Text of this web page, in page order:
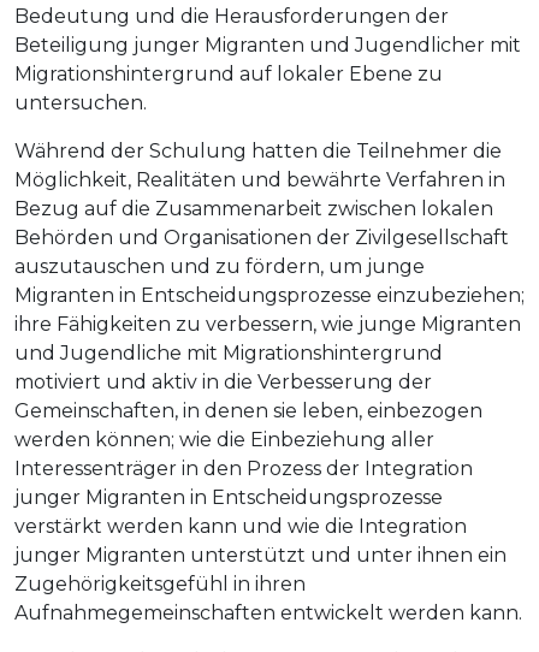
Bedeutung und die Herausforderungen der
Beteiligung junger Migranten und Jugendlicher mit
Migrationshintergrund auf lokaler Ebene zu
untersuchen.
Während der Schulung hatten die Teilnehmer die
Möglichkeit, Realitäten und bewährte Verfahren in
Bezug auf die Zusammenarbeit zwischen lokalen
Behörden und Organisationen der Zivilgesellschaft
auszutauschen und zu fördern, um junge
Migranten in Entscheidungsprozesse einzubeziehen;
ihre Fähigkeiten zu verbessern, wie junge Migranten
und Jugendliche mit Migrationshintergrund
motiviert und aktiv in die Verbesserung der
Gemeinschaften, in denen sie leben, einbezogen
werden können; wie die Einbeziehung aller
Interessenträger in den Prozess der Integration
junger Migranten in Entscheidungsprozesse
verstärkt werden kann und wie die Integration
junger Migranten unterstützt und unter ihnen ein
Zugehörigkeitsgefühl in ihren
Aufnahmegemeinschaften entwickelt werden kann.